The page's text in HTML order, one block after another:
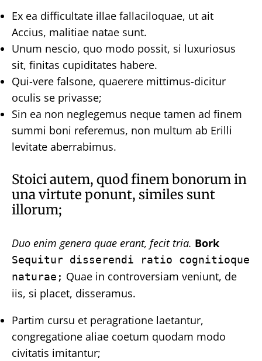
Ex ea difficultate illae fallaciloquae, ut ait
Accius, malitiae natae sunt.
Unum nescio, quo modo possit, si luxuriosus
sit, finitas cupiditates habere.
Qui-vere falsone, quaerere mittimus-dicitur
oculis se privasse;
Sin ea non neglegemus neque tamen ad finem
summi boni referemus, non multum ab Erilli
levitate aberrabimus.
Stoici autem, quod finem bonorum in
una virtute ponunt, similes sunt
illorum;
Duo enim genera quae erant, fecit tria. Bork
Sequitur disserendi ratio cognitioque
naturae; Quae in controversiam veniunt, de
iis, si placet, disseramus.
Partim cursu et peragratione laetantur,
congregatione aliae coetum quodam modo
civitatis imitantur;